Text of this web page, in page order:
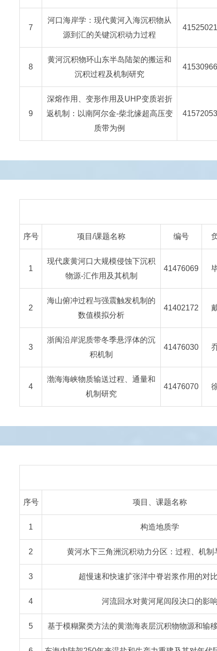
7
河口海岸学：现代黄河入海沉积物从
源到汇的关键沉积动力过程
41525021
8
黄河沉积物环山东半岛陆架的搬运和
沉积过程及机制研究
41530966
9
深熔作用、变形作用及UHP变质岩折
返机制：以南阿尔金-柴北缘超高压变
质带为例
41572053
序号 项目/课题名称 编号
1
现代废黄河口大规模侵蚀下沉积
物源-汇作用及其机制
41476069
2
海山俯冲过程与强震触发机制的
数值模拟分析
41402172
3
浙闽沿岸泥质带冬季悬浮体的沉
积机制
41476030
4
渤海海峡物质输送过程、通量和
机制研究
41476070
序号 项目、课题名称
1 构造地质学
2 黄河水下三角洲沉积动力分区：过程、机制
3 超慢速和快速扩张洋中脊岩浆作用的对
4 河流回水对黄河尾闾段决口的影
5 基于模糊聚类方法的黄渤海表层沉积物物源和输